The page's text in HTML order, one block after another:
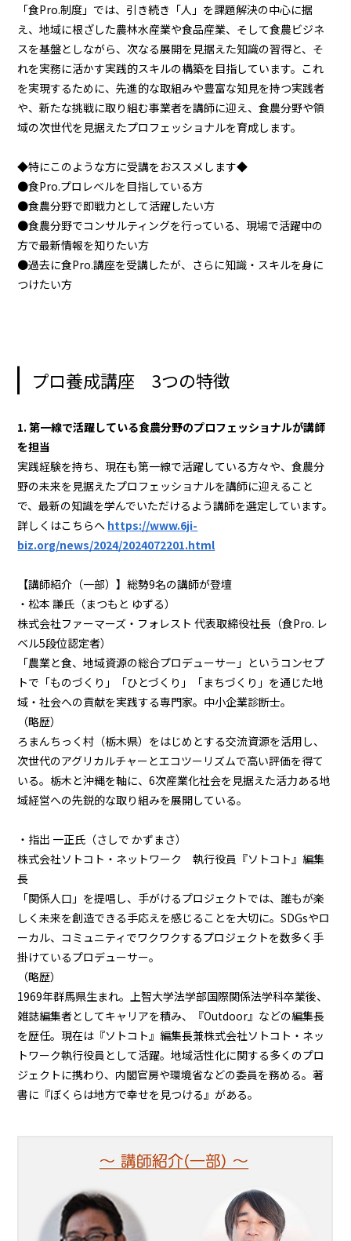
「食Pro.制度」では、引き続き「人」を課題解決の中心に据
え、地域に根ざした農林水産業や食品産業、そして食農ビジネ
スを基盤としながら、次なる展開を見据えた知識の習得と、そ
れを実務に活かす実践的スキルの構築を目指しています。これ
を実現するために、先進的な取組みや豊富な知見を持つ実践者
や、新たな挑戦に取り組む事業者を講師に迎え、食農分野や領
域の次世代を見据えたプロフェッショナルを育成します。
◆特にこのような方に受講をおススメします◆
●食Pro.プロレベルを目指している方
●食農分野で即戦力として活躍したい方
●食農分野でコンサルティングを行っている、現場で活躍中の
方で最新情報を知りたい方
●過去に食Pro.講座を受講したが、さらに知識・スキルを身に
つけたい方
プロ養成講座 3つの特徴
1. 第一線で活躍している食農分野のプロフェッショナルが講師
を担当
実践経験を持ち、現在も第一線で活躍している方々や、食農分
野の未来を見据えたプロフェッショナルを講師に迎えること
で、最新の知識を学んでいただけるよう講師を選定しています。
詳しくはこちらへ https://www.6ji-
biz.org/news/2024/2024072201.html
【講師紹介（一部）】総勢9名の講師が登壇
・松本 謙氏（まつもと ゆずる）
株式会社ファーマーズ・フォレスト 代表取締役社長（食Pro. レ
ベル5段位認定者）
「農業と食、地域資源の総合プロデューサー」というコンセプ
トで「ものづくり」「ひとづくり」「まちづくり」を通じた地
域・社会への貢献を実践する専門家。中小企業診断士。
（略歴）
ろまんちっく村（栃木県）をはじめとする交流資源を活用し、
次世代のアグリカルチャーとエコツーリズムで高い評価を得て
いる。栃木と沖縄を軸に、6次産業化社会を見据えた活力ある地
域経営への先鋭的な取り組みを展開している。
・指出 一正氏（さしで かずまさ）
株式会社ソトコト・ネットワーク 執行役員『ソトコト』編集
長
「関係人口」を提唱し、手がけるプロジェクトでは、誰もが楽
しく未来を創造できる手応えを感じることを大切に。SDGsやロ
ーカル、コミュニティでワクワクするプロジェクトを数多く手
掛けているプロデューサー。
（略歴）
1969年群馬県生まれ。上智大学法学部国際関係法学科卒業後、
雑誌編集者としてキャリアを積み、『Outdoor』などの編集長
を歴任。現在は『ソトコト』編集長兼株式会社ソトコト・ネッ
トワーク執行役員として活躍。地域活性化に関する多くのプロ
ジェクトに携わり、内閣官房や環境省などの委員を務める。著
書に『ぼくらは地方で幸せを見つける』がある。